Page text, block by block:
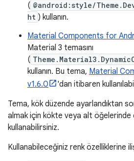
( @android:style/
ht ) kullanın.
Material Components for
Material 3 temasını
(
kullanın. Bu tema, Material
v1.6.0
'dan itibaren
Tema, kök düzende ayarlandıktan
almak için kökte veya alt öğelerinde
kullanabilirsiniz.
Kullanabileceğiniz renk özelliklerine